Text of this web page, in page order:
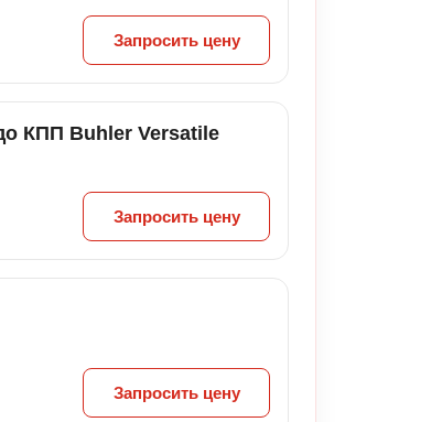
Запросить цену
КПП Buhler Versatile
Запросить цену
Запросить цену